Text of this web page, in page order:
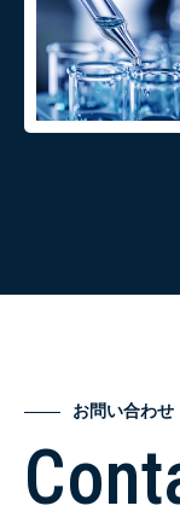
お問い合わせ